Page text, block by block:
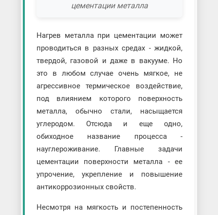
цементации металла
Нагрев металла при цементации может
проводиться в разных средах - жидкой,
твердой, газовой и даже в вакууме. Но
это в любом случае очень мягкое, не
агрессивное термическое воздействие,
под влиянием которого поверхность
металла, обычно стали, насыщается
углеродом. Отсюда и еще одно,
обиходное название процесса -
науглероживание. Главные задачи
цементации поверхности металла - ее
упрочение, укрепление и повышение
антикоррозионных свойств.
Несмотря на мягкость и постепенность